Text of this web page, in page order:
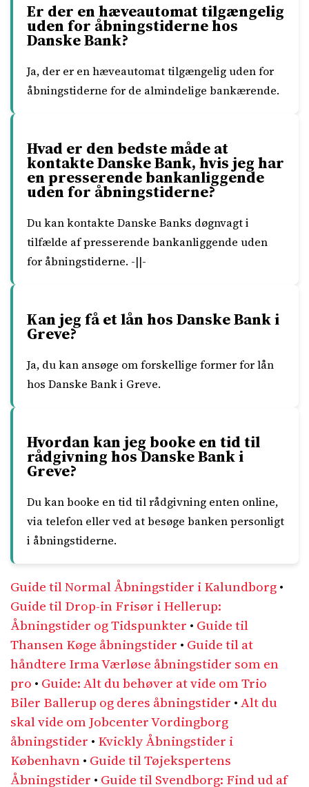
Er der en hæveautomat tilgængelig
uden for åbningstiderne hos
Danske Bank?
Ja, der er en hæveautomat tilgængelig uden for
åbningstiderne for de almindelige bankærende.
Hvad er den bedste måde at
kontakte Danske Bank, hvis jeg har
en presserende bankanliggende
uden for åbningstiderne?
Du kan kontakte Danske Banks døgnvagt i
tilfælde af presserende bankanliggende uden
for åbningstiderne. -||-
Kan jeg få et lån hos Danske Bank i
Greve?
Ja, du kan ansøge om forskellige former for lån
hos Danske Bank i Greve.
Hvordan kan jeg booke en tid til
rådgivning hos Danske Bank i
Greve?
Du kan booke en tid til rådgivning enten online,
via telefon eller ved at besøge banken personligt
i åbningstiderne.
Guide til Normal Åbningstider i Kalundborg•
Guide til Drop-in Frisør i Hellerup:
Åbningstider og Tidspunkter • Guide til
Thansen Køge åbningstider • Guide til at
håndtere Irma Værløse åbningstider som en
pro • Guide: Alt du behøver at vide om Trio
Biler Ballerup og deres åbningstider •Alt du
skal vide om Jobcenter Vordingborg
åbningstider • Kvickly Åbningstider i
København• Guide til Tøjekspertens
Åbningstider • Guide til Svendborg: Find ud af